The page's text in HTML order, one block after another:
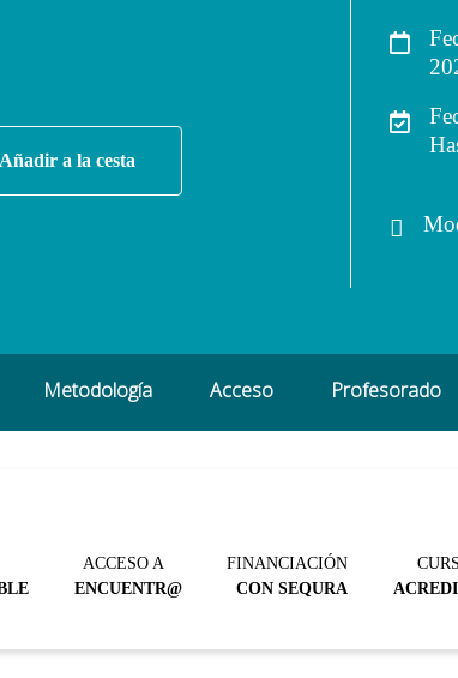
Añadir a la cesta
Metodología Acceso Profesorado
ACCESO A
ENCUENTR@
FINANCIACIÓN
CON SEQURA